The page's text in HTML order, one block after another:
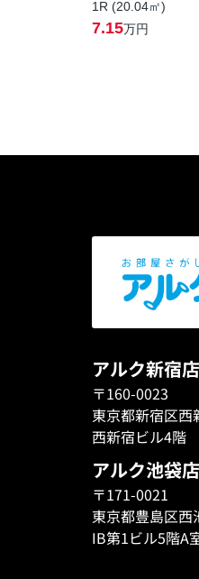
1R (20.04㎡)
7.15万円
アルク新宿店
〒160-0023
東京都新宿区
西新宿ビル4階
アルク池袋店
〒171-0021
東京都豊島区
IB第1ビル5階A